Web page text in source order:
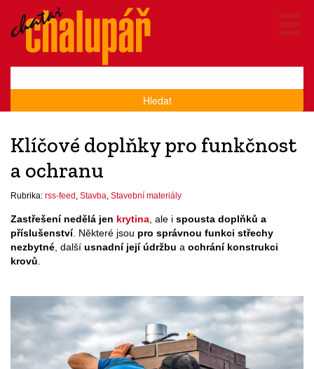
Hledat
Klíčové doplňky pro funkčnost
a ochranu
Rubrika: rss-feed Stavba Stavební materiály
Zastřešení nedělá jen krytina , ale i spousta doplňků a
příslušenství. Některé jsou pro správnou funkci střechy
nezbytné , další usnadní její údržbu a ochrání konstrukci
krovů